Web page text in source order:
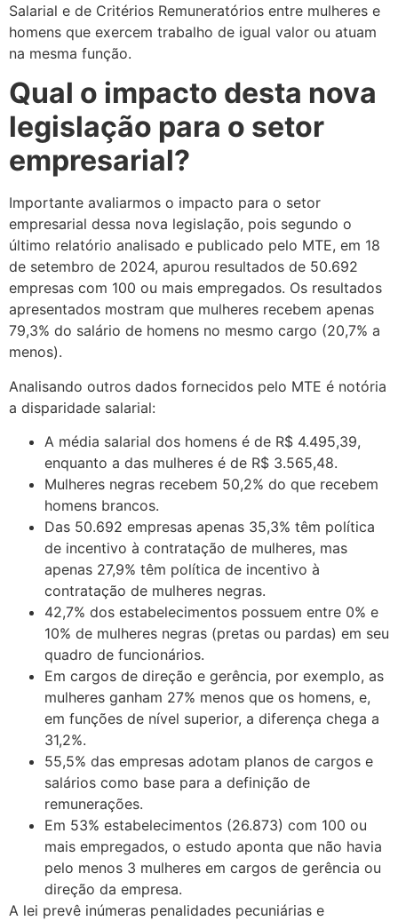
Salarial e de Critérios Remuneratórios entre mulheres e
homens que exercem trabalho de igual valor ou atuam
na mesma função.
Qual o impacto desta nova
legislação para o setor
empresarial?
Importante avaliarmos o impacto para o setor
empresarial dessa nova legislação, pois segundo o
último relatório analisado e publicado pelo MTE, em 18
de setembro de 2024, apurou resultados de 50.692
empresas com 100 ou mais empregados. Os resultados
apresentados mostram que mulheres recebem apenas
79,3% do salário de homens no mesmo cargo (20,7% a
menos).
Analisando outros dados fornecidos pelo MTE é notória
a disparidade salarial:
A média salarial dos homens é de R$ 4.495,39,
enquanto a das mulheres é de R$ 3.565,48.
Mulheres negras recebem 50,2% do que recebem
homens brancos.
Das 50.692 empresas apenas 35,3% têm política
de incentivo à contratação de mulheres, mas
apenas 27,9% têm política de incentivo à
contratação de mulheres negras.
42,7% dos estabelecimentos possuem entre 0% e
10% de mulheres negras (pretas ou pardas) em seu
quadro de funcionários.
Em cargos de direção e gerência, por exemplo, as
mulheres ganham 27% menos que os homens, e,
em funções de nível superior, a diferença chega a
31,2%.
55,5% das empresas adotam planos de cargos e
salários como base para a definição de
remunerações.
Em 53% estabelecimentos (26.873) com 100 ou
mais empregados, o estudo aponta que não havia
pelo menos 3 mulheres em cargos de gerência ou
direção da empresa.
A lei prevê inúmeras penalidades pecuniárias e